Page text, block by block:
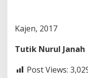
Kajen, 2017
Tutik Nurul Janah
Post Views: